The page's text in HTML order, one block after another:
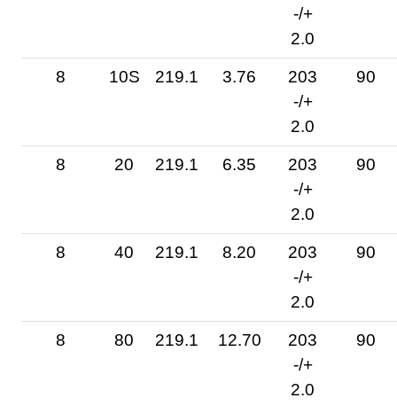
-/+
2.0
8 10S 219.1 3.76
203
-/+
2.0
90
8 20 219.1 6.35
203
-/+
2.0
90
8 40 219.1 8.20
203
-/+
2.0
90
8 80 219.1 12.70
203
-/+
2.0
90